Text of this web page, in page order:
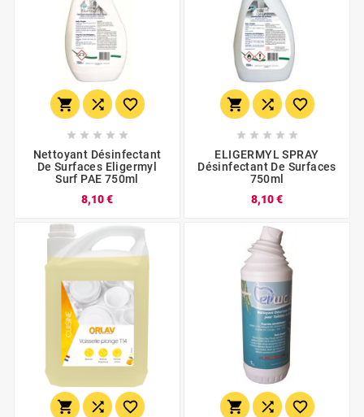
  
    
Nettoyant Désinfectant
De Surfaces Eligermyl
Surf PAE 750ml
8,10 €
  
    
ELIGERMYL SPRAY
Désinfectant De Surfaces
750ml
8,10 €
     